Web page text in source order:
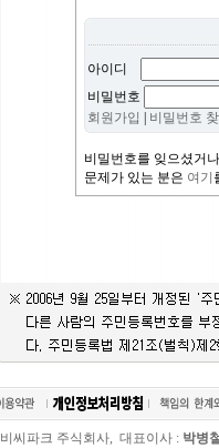
아이디
비밀번호
회원가입
비밀번호
비밀번호를 잊으셨거
문제가 있는 분은 여기
비씨파크 주식회사, 대표이사 : 박병